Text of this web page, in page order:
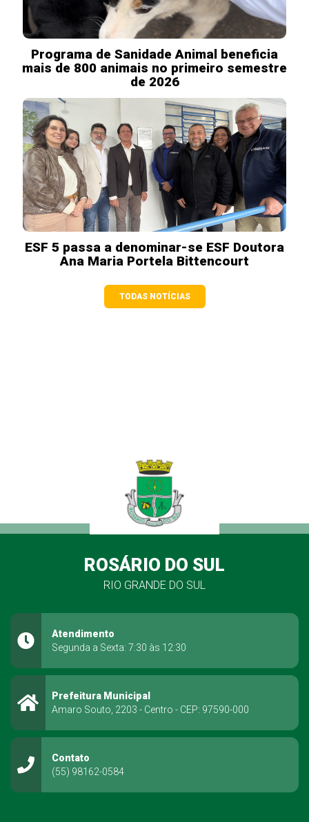
Programa de Sanidade Animal beneficia
mais de 800 animais no primeiro semestre
de 2026
ESF 5 passa a denominar-se ESF Doutora
Ana Maria Portela Bittencourt
TODAS NOTÍCIAS
ROSÁRIO DO SUL
RIO GRANDE DO SUL
Atendimento
Segunda a Sexta: 7:30 às 12:30
Prefeitura Municipal
Amaro Souto, 2203 - Centro - CEP: 97590-000
Contato
(55) 98162-0584